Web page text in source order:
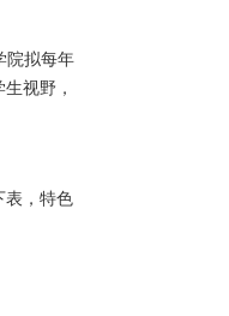
院拟每年
视野，
表，特色